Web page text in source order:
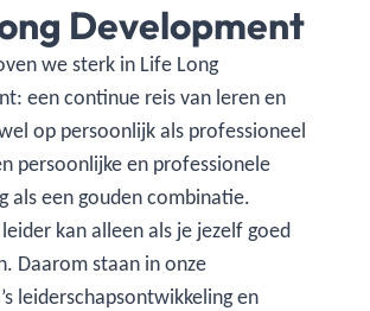
Development
we sterk in Life Long
een continue reis van leren en
op persoonlijk als professioneel
persoonlijke en professionele
als een gouden combinatie.
kan alleen als je jezelf goed
Daarom staan in onze
leiderschapsontwikkeling en